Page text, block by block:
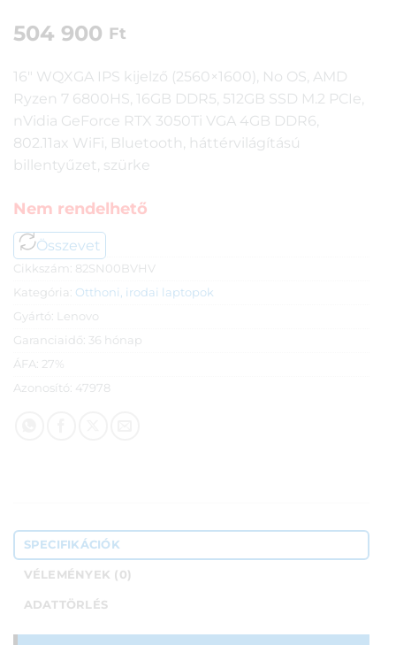
504 900 Ft
16″ WQXGA IPS kijelző (2560×1600), No OS, AMD
Ryzen 7 6800HS, 16GB DDR5, 512GB SSD M.2 PCIe,
nVidia GeForce RTX 3050Ti VGA 4GB DDR6,
802.11ax WiFi, Bluetooth, háttérvilágítású
billentyűzet, szürke
Nem rendelhető
Összevet
Cikkszám: 82SN00BVHV
Kategória: Otthoni, irodai laptopok
Gyártó: Lenovo
Garanciaidő: 36 hónap
ÁFA: 27%
Azonosító: 47978
SPECIFIKÁCIÓK
VÉLEMÉNYEK (0)
ADATTÖRLÉS